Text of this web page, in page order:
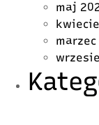
maj